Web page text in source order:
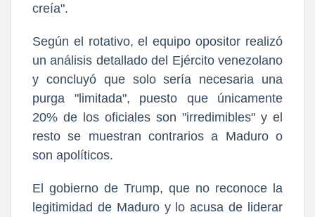
creía".
Según el rotativo, el equipo opositor realizó
un análisis detallado del Ejército venezolano
y concluyó que solo sería necesaria una
purga "limitada", puesto que únicamente
20% de los oficiales son "irredimibles" y el
resto se muestran contrarios a Maduro o
son apolíticos.
El gobierno de Trump, que no reconoce la
legitimidad de Maduro y lo acusa de liderar